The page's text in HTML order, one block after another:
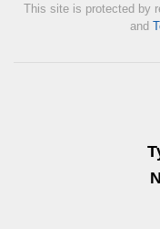
This site is protected by
and